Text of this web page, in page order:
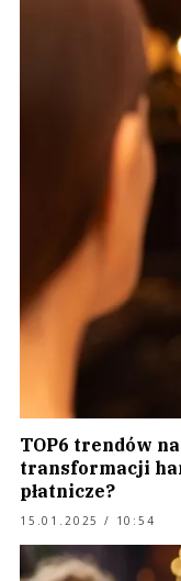
TOP6 trendów
transformacji
płatnicze?
15.01.2025 / 10:54